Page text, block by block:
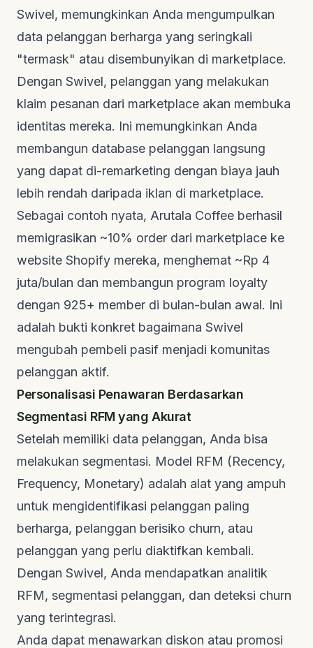
Swivel, memungkinkan Anda mengumpulkan
data pelanggan berharga yang seringkali
"termask" atau disembunyikan di marketplace.
Dengan Swivel, pelanggan yang melakukan
klaim pesanan dari marketplace akan membuka
identitas mereka. Ini memungkinkan Anda
membangun database pelanggan langsung
yang dapat di-remarketing dengan biaya jauh
lebih rendah daripada iklan di marketplace.
Sebagai contoh nyata, Arutala Coffee berhasil
memigrasikan ~10% order dari marketplace ke
website Shopify mereka, menghemat ~Rp 4
juta/bulan dan membangun program loyalty
dengan 925+ member di bulan-bulan awal. Ini
adalah bukti konkret bagaimana Swivel
mengubah pembeli pasif menjadi komunitas
pelanggan aktif.
Personalisasi Penawaran Berdasarkan
Segmentasi RFM yang Akurat
Setelah memiliki data pelanggan, Anda bisa
melakukan segmentasi. Model RFM (Recency,
Frequency, Monetary) adalah alat yang ampuh
untuk mengidentifikasi pelanggan paling
berharga, pelanggan berisiko churn, atau
pelanggan yang perlu diaktifkan kembali.
Dengan Swivel, Anda mendapatkan analitik
RFM, segmentasi pelanggan, dan deteksi churn
yang terintegrasi.
Anda dapat menawarkan diskon atau promosi